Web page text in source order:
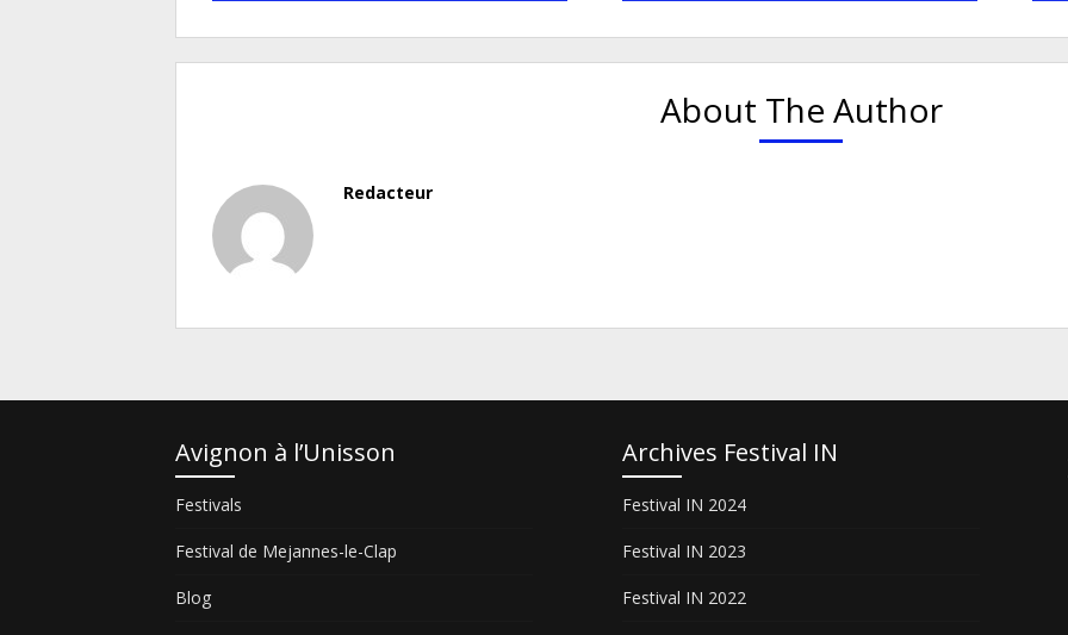
About The Author
Redacteur
Avignon à l’Unisson
Festivals
Festival de Mejannes-le-Clap
Blog
Archives Festival IN
Festival IN 2024
Festival IN 2023
Festival IN 2022